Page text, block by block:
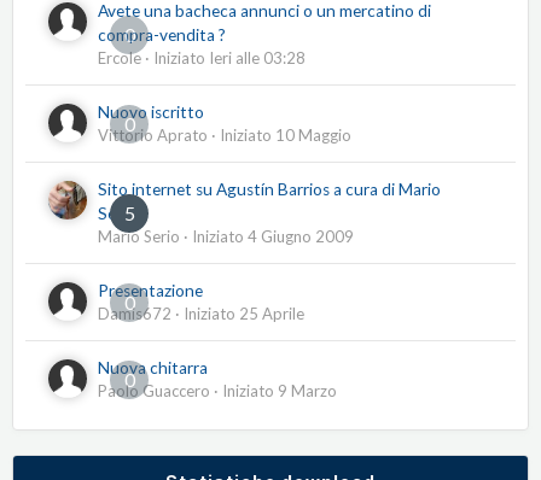
0
Avete una bacheca annunci o un mercatino di
compra-vendita ?
Ercole · Iniziato Ieri alle 03:28
0
Nuovo iscritto
Vittorio Aprato · Iniziato 10 Maggio
5
Sito internet su Agustín Barrios a cura di Mario
Serio
Mario Serio · Iniziato 4 Giugno 2009
0
Presentazione
Damis672 · Iniziato 25 Aprile
0
Nuova chitarra
Paolo Guaccero · Iniziato 9 Marzo